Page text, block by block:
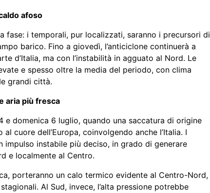
afoso
fase: i temporali, pur localizzati, saranno i precursori di
barico. Fino a giovedì, l’anticiclone continuerà a
d’Italia, ma con l’instabilità in agguato al Nord. Le
e spesso oltre la media del periodo, con clima
grandi città.
aria più fresca
domenica 6 luglio, quando una saccatura di origine
cuore dell’Europa, coinvolgendo anche l’Italia. I
instabile più deciso, in grado di generare
e localmente al Centro.
porteranno un calo termico evidente al Centro-Nord,
Al Sud, invece, l’alta pressione potrebbe